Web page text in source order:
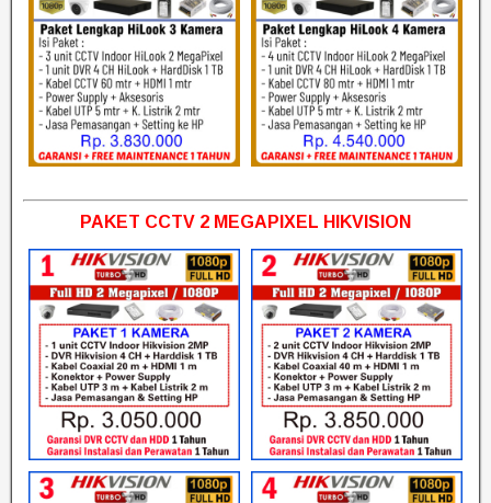
PAKET CCTV 2 MEGAPIXEL HIKVISION